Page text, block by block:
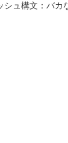
ュ構文：バカ